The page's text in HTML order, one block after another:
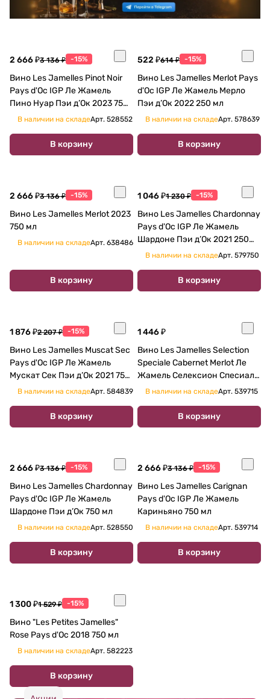
2 666 ₽3 136 ₽ -15%
Вино Les Jamelles Pinot Noir
Pays d'Oc IGP Ле Жамель
Пино Нуар Пэи д’Ок 2023 750
млВ наличии на складеАрт. 528552
В корзину
522 ₽614 ₽ -15%
Вино Les Jamelles Merlot Pays
d'Oc IGP Ле Жамель Мерло
Пэи д’Ок 2022 250 мл
В наличии на складеАрт. 578639
В корзину
2 666 ₽3 136 ₽ -15%
Вино Les Jamelles Merlot 2023
750 мл
В наличии на складеАрт. 638486
В корзину
1 046 ₽1 230 ₽ -15%
Вино Les Jamelles Chardonnay
Pays d'Oc IGP Ле Жамель
Шардоне Пэи д’Ок 2021 250
млВ наличии на складеАрт. 579750
В корзину
1 876 ₽2 207 ₽ -15%
Вино Les Jamelles Muscat Sec
Pays d'Oc IGP Ле Жамель
Мускат Сек Пэи д’Ок 2021 750
млВ наличии на складеАрт. 584839
В корзину
1 446 ₽
Вино Les Jamelles Selection
Speciale Cabernet Merlot Ле
Жамель Селексион Спесиаль
Каберне- Совиньон Мерло
В наличии на складеАрт. 539715
В корзину
2 666 ₽3 136 ₽ -15%
Вино Les Jamelles Chardonnay
Pays d'Oc IGP Ле Жамель
Шардоне Пэи д’Ок 750 мл
В наличии на складеАрт. 528550
В корзину
2 666 ₽3 136 ₽ -15%
Вино Les Jamelles Carignan
Pays d'Oc IGP Ле Жамель
Кариньяно 750 мл
В наличии на складеАрт. 539714
В корзину
1 300 ₽1 529 ₽ -15%
Вино "Les Petites Jamelles"
Rose Pays d'Oc 2018 750 мл
В наличии на складеАрт. 582223
В корзину